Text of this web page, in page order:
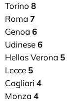
Torino 8
Roma 7
Genoa 6
Udinese6
Hellas Verona 5
Lecce 5
Cagliari 4
Monza 4